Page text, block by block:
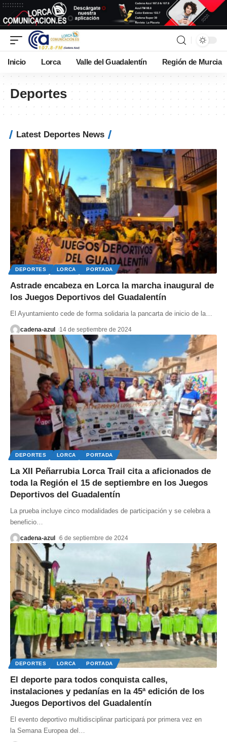
Inicio Lorca Valle del Guadalentín Región de Murcia
Deportes
Latest Deportes News
DEPORTES LORCA PORTADA
Astrade encabeza en Lorca la marcha inaugural de
los Juegos Deportivos del Guadalentín
El Ayuntamiento cede de forma solidaria la pancarta de inicio de la
cadena-azul 14 de septiembre de 2024
DEPORTES LORCA PORTADA
La XII Peñarrubia Lorca Trail cita a aficionados de
toda la Región el 15 de septiembre en los Juegos
Deportivos del Guadalentín
La prueba incluye cinco modalidades de participación y se celebra a
beneficio
cadena-azul 6 de septiembre de 2024
DEPORTES LORCA PORTADA
El deporte para todos conquista calles,
instalaciones y pedanías en la 45ª edición de los
Juegos Deportivos del Guadalentín
El evento deportivo multidisciplinar participará por primera vez en
la Semana Europea del